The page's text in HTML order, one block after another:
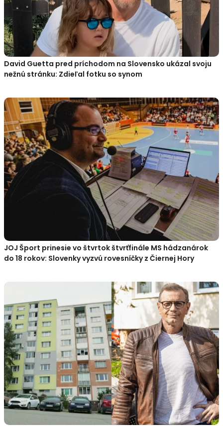
David Guetta pred príchodom na Slovensko ukázal svoju
nežnú stránku: Zdieľal fotku so synom
JOJ Šport prinesie vo štvrtok štvrťfinále MS hádzanárok
do 18 rokov: Slovenky vyzvú rovesníčky z Čiernej Hory